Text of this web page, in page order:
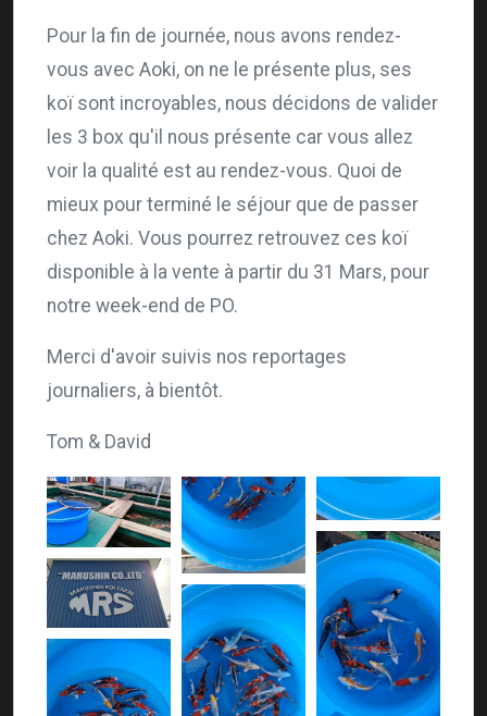
Pour la fin de journée, nous avons rendez-
vous avec Aoki, on ne le présente plus, ses
koï sont incroyables, nous décidons de valider
les 3 box qu'il nous présente car vous allez
voir la qualité est au rendez-vous. Quoi de
mieux pour terminé le séjour que de passer
chez Aoki. Vous pourrez retrouvez ces koï
disponible à la vente à partir du 31 Mars, pour
notre week-end de PO.
Merci d'avoir suivis nos reportages
journaliers, à bientôt.
Tom & David